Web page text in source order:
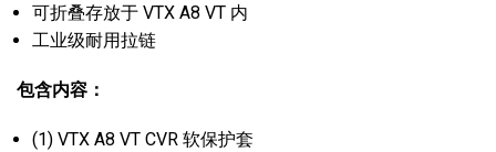
可折叠存放于 VTX A8 VT 内
工业级耐用拉链
包含内容：
(1) VTX A8 VT CVR 软保护套